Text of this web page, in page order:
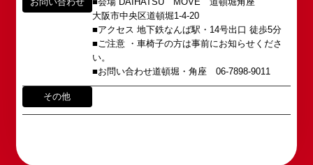
大阪市中央区道頓堀1-4-20
■アクセス 地下鉄なんば駅・14号出口 徒歩5分
■ご注意 ・車椅子の方は事前にお知らせくださ
い。
■お問い合わせ道頓堀・角座 06-7898-9011
その他
この劇場から、日本を代表するエンタテインナーが
続々と輩出され、文化の発展に寄与できるものと考
えております。
2011年5月14日 新宿角座 開業
※イベント内容・出演者等に関するお問い合わせ・
ご意見・ご感想は各イベントのお問い合わせ先電話
番号へお問い合わせください。
※内容によっては弊社からの回答を控えさせていた
だく場合もございます。予めご了承の上お問い合わ
せください。